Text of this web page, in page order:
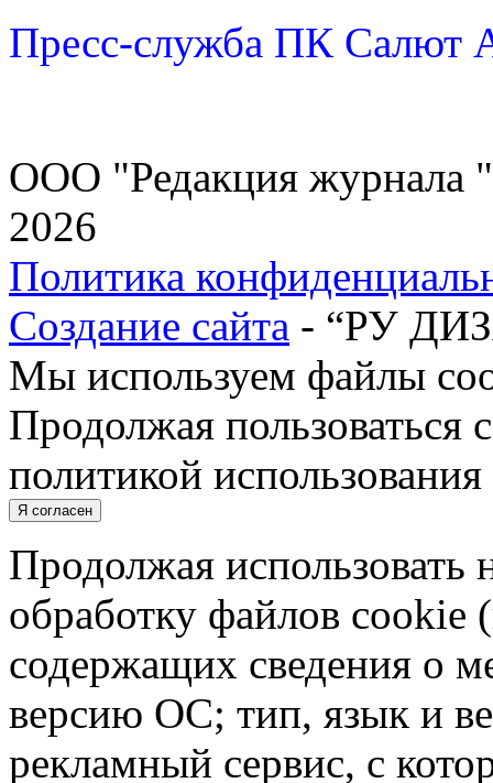
Пресс-служба ПК
ООО "Редакция журнала
2026
Политика
Создание сайта - “РУ
Мы используем файлы
Продолжая пользоваться
политикой
Я согласен
Продолжая использовать
обработку файлов cookie
содержащих сведения о
версию ОС; тип, язык и
рекламный сервис, с